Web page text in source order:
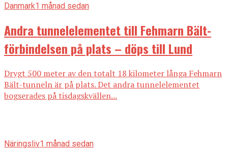
Danmark1 månad sedan
Andra tunnelelementet till Fehmarn Bält-
förbindelsen på plats – döps till Lund
Drygt 500 meter av den totalt 18 kilometer långa Fehmarn
Bält-tunneln är på plats. Det andra tunnelelementet
bogserades på tisdagskvällen...
Näringsliv1 månad sedan